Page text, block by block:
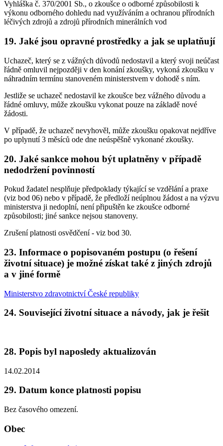
Vyhláška č. 370/2001 Sb., o zkoušce o odborné způsobilosti k
výkonu odborného dohledu nad využíváním a ochranou přírodních
léčivých zdrojů a zdrojů přírodních minerálních vod
19. Jaké jsou opravné prostředky a jak se uplatňují
Uchazeč, který se z vážných důvodů nedostavil a který svoji neúčast
řádně omluvil nejpozději v den konání zkoušky, vykoná zkoušku v
náhradním termínu stanoveném ministerstvem v dohodě s ním.
Jestliže se uchazeč nedostavil ke zkoušce bez vážného důvodu a
řádné omluvy, může zkoušku vykonat pouze na základě nové
žádosti.
V případě, že uchazeč nevyhověl, může zkoušku opakovat nejdříve
po uplynutí 3 měsíců ode dne neúspěšně vykonané zkoušky.
20. Jaké sankce mohou být uplatněny v případě
nedodržení povinností
Pokud žadatel nesplňuje předpoklady týkající se vzdělání a praxe
(viz bod 06) nebo v případě, že předloží neúplnou žádost a na výzvu
ministerstva ji nedoplní, není připuštěn ke zkoušce odborné
způsobilosti; jiné sankce nejsou stanoveny.
Zrušení platnosti osvědčení - viz bod 30.
23. Informace o popisovaném postupu (o řešení
životní situace) je možné získat také z jiných zdrojů
a v jiné formě
Ministerstvo zdravotnictví České republiky
24. Související životní situace a návody, jak je řešit
28. Popis byl naposledy aktualizován
14.02.2014
29. Datum konce platnosti popisu
Bez časového omezení.
Obec